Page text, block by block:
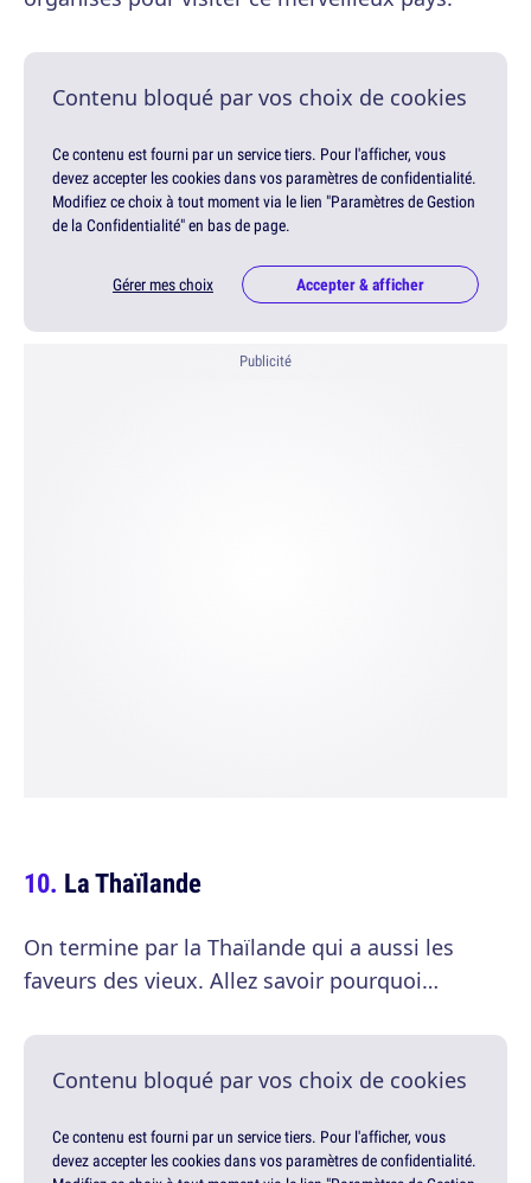
Contenu bloqué par vos choix de cookies
Ce contenu est fourni par un service tiers. Pour l'afficher, vous
devez accepter les cookies dans vos paramètres de confidentialité.
Modifiez ce choix à tout moment via le lien "Paramètres de Gestion
de la Confidentialité" en bas de page.
Gérer mes choix Accepter & afficher
Publicité
La Thaïlande
On termine par la Thaïlande qui a aussi les
faveurs des vieux. Allez savoir pourquoi…
Contenu bloqué par vos choix de cookies
Ce contenu est fourni par un service tiers. Pour l'afficher, vous
devez accepter les cookies dans vos paramètres de confidentialité.